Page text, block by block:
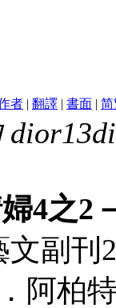
者 | 翻譯 | 書面 | 简
4之2
副刊
阿柏